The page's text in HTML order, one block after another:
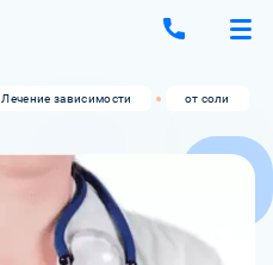
Лечение зависимости от соли